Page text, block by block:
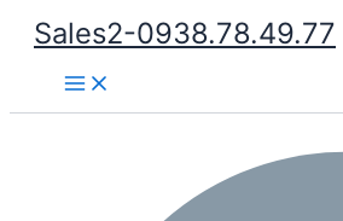
Nhảy
dung
Sales2-0938.78.49.77
Main
Menu